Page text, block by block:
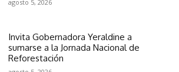
agosto 5, 2026
Invita Gobernadora Yeraldine a
sumarse a la Jornada Nacional de
Reforestación